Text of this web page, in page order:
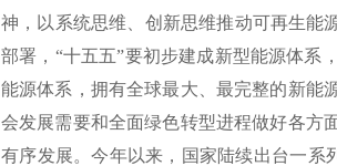
神，以系统思维、创新思维推动可再生能
部署，“十五五”要初步建成新型能源体系
能源体系，拥有全球最大、最完整的新能
会发展需要和全面绿色转型进程做好各方
有序发展。今年以来，国家陆续出台一系